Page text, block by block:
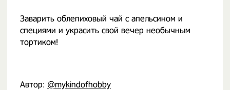
Заварить облепиховый чай с апельсином и
специями и украсить свой вечер необычным
тортиком!
Автор: @mykindofhobby